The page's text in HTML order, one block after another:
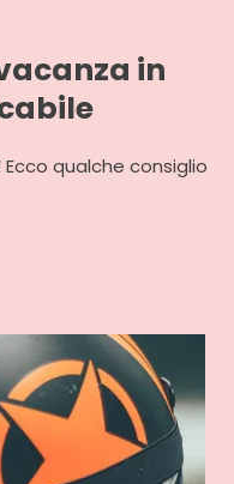
in
qualche consiglio